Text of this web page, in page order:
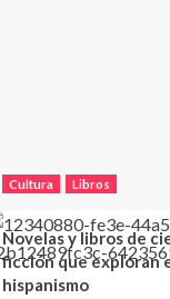
Cultura Libros
Novelas y libros de
ficción que exploran
hispanismo